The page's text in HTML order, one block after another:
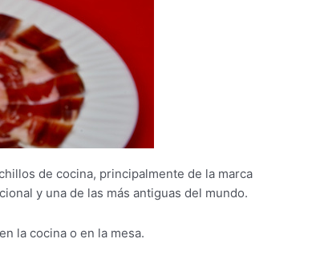
de cocina, principalmente de la marca
y una de las más antiguas del mundo.
la cocina o en la mesa.